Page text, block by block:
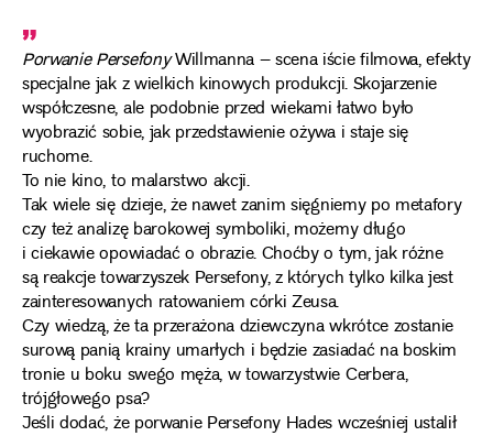
„
Porwanie PersefonyWillmanna – scena iście filmowa, efekty
specjalne jak z wielkich kinowych produkcji. Skojarzenie
współczesne, ale podobnie przed wiekami łatwo było
wyobrazić sobie, jak przedstawienie ożywa i staje się
ruchome.
To nie kino, to malarstwo akcji.
Tak wiele się dzieje, że nawet zanim sięgniemy po metafory
czy też analizę barokowej symboliki, możemy długo
i ciekawie opowiadać o obrazie. Choćby o tym, jak różne
są reakcje towarzyszek Persefony, z których tylko kilka jest
zainteresowanych ratowaniem córki Zeusa.
Czy wiedzą, że ta przerażona dziewczyna wkrótce zostanie
surową panią krainy umarłych i będzie zasiadać na boskim
tronie u boku swego męża, w towarzystwie Cerbera,
trójgłowego psa?
Jeśli dodać, że porwanie Persefony Hades wcześniej ustalił